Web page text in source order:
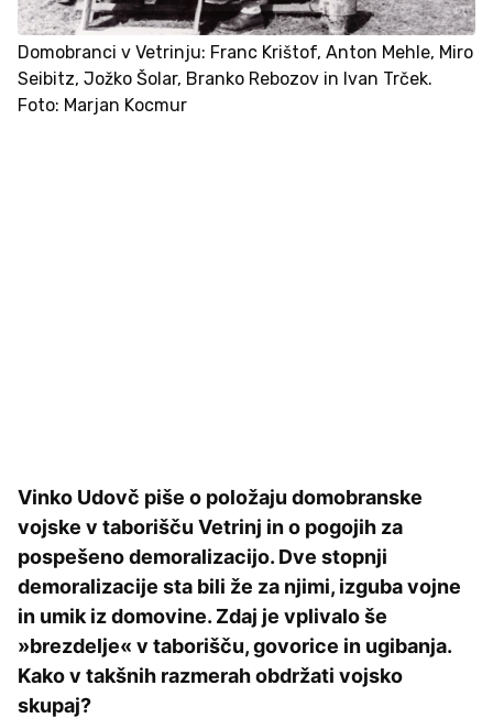
Domobranci v Vetrinju: Franc Krištof, Anton Mehle, Miro
Seibitz, Jožko Šolar, Branko Rebozov in Ivan Trček.
Foto: Marjan Kocmur
Vinko Udovč piše o položaju domobranske
vojske v taborišču Vetrinj in o pogojih za
pospešeno demoralizacijo. Dve stopnji
demoralizacije sta bili že za njimi, izguba vojne
in umik iz domovine. Zdaj je vplivalo še
»brezdelje« v taborišču, govorice in ugibanja.
Kako v takšnih razmerah obdržati vojsko
skupaj?